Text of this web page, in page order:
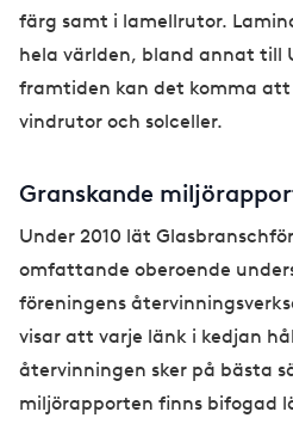
färg samt i lamellrutor.
hela världen, bland annat till
framtiden kan det komma att
vindrutor och solceller.
Granskande
Under 2010 lät
omfattande oberoende
föreningens
visar att varje länk i kedjan
återvinningen sker på bästa
miljörapporten finns bifogad